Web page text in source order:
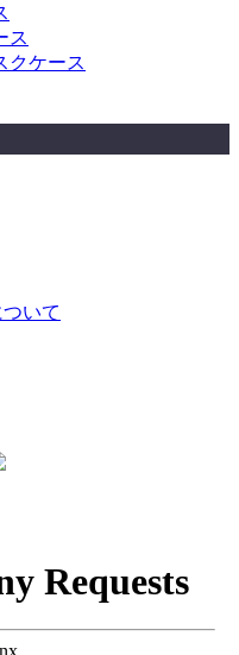
ス
クケース
いて